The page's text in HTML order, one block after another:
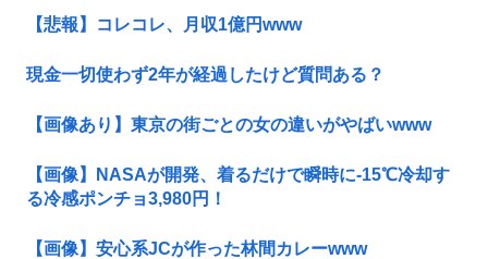
【悲報】コレコレ、月収1億円www
現金一切使わず2年が経過したけど質問ある？
【画像あり】東京の街ごとの女の違いがやばいwww
【画像】NASAが開発、着るだけで瞬時に-15℃冷却す
る冷感ポンチョ3,980円！
【画像】安心系JCが作った林間カレーwww